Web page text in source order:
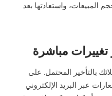
المبيعات، واستعادتها بعد
مباشرة
بالتأخير المحتمل. على
عبر البريد الإلكتروني